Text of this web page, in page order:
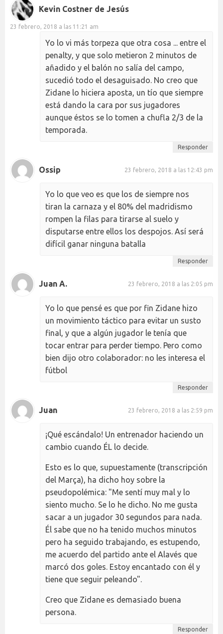
Kevin Costner de Jesús
23 febrero, 2018 a las 11:21 am
Yo lo vi más torpeza que otra cosa ... entre el
penalty, y que solo metieron 2 minutos de
añadido y el balón no salía del campo,
sucedió todo el desaguisado. No creo que
Zidane lo hiciera aposta, un tío que siempre
está dando la cara por sus jugadores
aunque éstos se lo tomen a chufla 2/3 de la
temporada.
Responder
Ossip 23 febrero, 2018 a las 12:43 pm
Yo lo que veo es que los de siempre nos
tiran la carnaza y el 80% del madridismo
rompen la filas para tirarse al suelo y
disputarse entre ellos los despojos. Así será
difícil ganar ninguna batalla
Responder
Juan A. 23 febrero, 2018 a las 2:05 pm
Yo lo que pensé es que por fin Zidane hizo
un movimiento táctico para evitar un susto
final, y que a algún jugador le tenía que
tocar entrar para perder tiempo. Pero como
bien dijo otro colaborador: no les interesa el
fútbol
Responder
Juan 23 febrero, 2018 a las 2:59 pm
¡Qué escándalo! Un entrenador haciendo un
cambio cuando ÉL lo decide.
Esto es lo que, supuestamente (transcripción
del Marça), ha dicho hoy sobre la
pseudopolémica: "Me sentí muy mal y lo
siento mucho. Se lo he dicho. No me gusta
sacar a un jugador 30 segundos para nada.
Él sabe que no ha tenido muchos minutos
pero ha seguido trabajando, es estupendo,
me acuerdo del partido ante el Alavés que
marcó dos goles. Estoy encantado con él y
tiene que seguir peleando".
Creo que Zidane es demasiado buena
persona.
Responder